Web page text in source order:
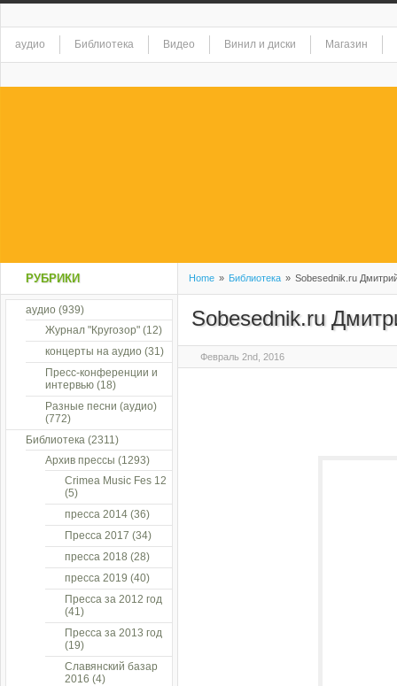
аудио Библиотека Видео Винил и диски Магазин
Home » Библиотека » Sobesednik.ru
Sobesednik.ru
Февраль 2nd, 2016
РУБРИКИ
аудио (939)
Журнал "Кругозор" (12)
концерты на аудио (31)
Пресс-конференции и
интервью (18)
Разные песни (аудио)
(772)
Библиотека (2311)
Архив прессы (1293)
Crimea Music Fes 12
(5)
пресса 2014 (36)
Пресса 2017 (34)
пресса 2018 (28)
пресса 2019 (40)
Пресса за 2012 год
(41)
Пресса за 2013 год
(19)
Славянский базар
2016 (4)